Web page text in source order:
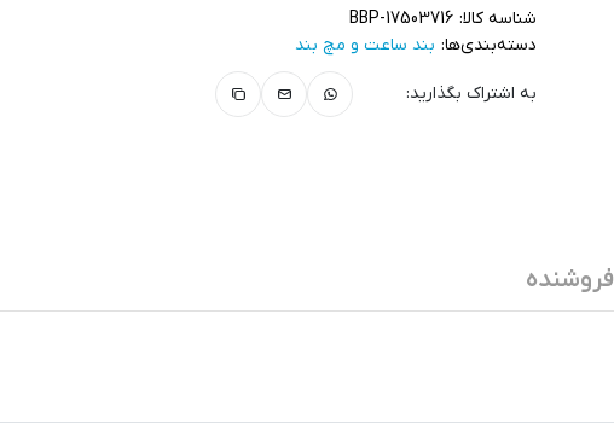
شناسه کالا: BBP-17503716
دسته‌بندی‌ها: بند ساعت و مچ‌ بند
به اشتراک بگذارید:
فروشنده